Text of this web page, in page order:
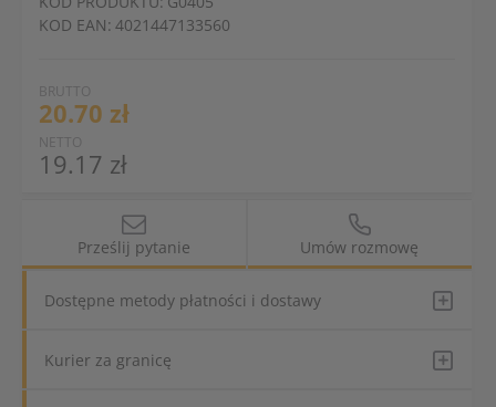
BRUTTO
20.70 zł
NETTO
19.17 zł
KOD EAN: 4021447133560
Prześlij pytanie Umów rozmowę
Dostępne metody płatności i dostawy
Kurier za granicę